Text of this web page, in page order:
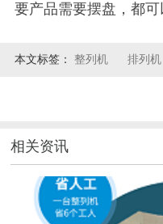
要产品需要摆盘，都可
本文标签： 整列机 排列机
相关资讯